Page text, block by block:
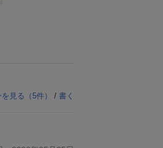
見る（5件） / 書く